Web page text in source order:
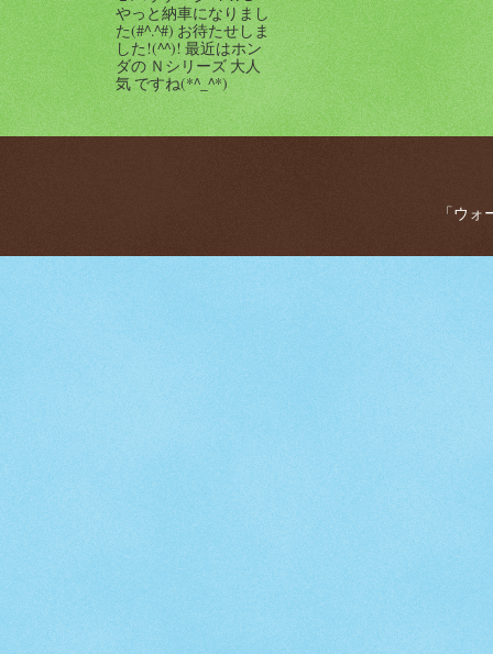
やっと納車になりまし
た(#^.^#) お待たせしま
した!(^^)! 最近はホン
ダの Ｎシリーズ 大人
気 ですね(*^_^*)
「ウ